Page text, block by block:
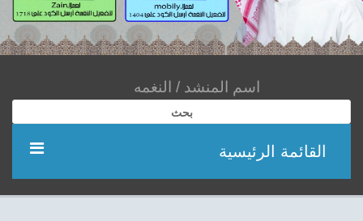
بحث
القائمة الرئيسية